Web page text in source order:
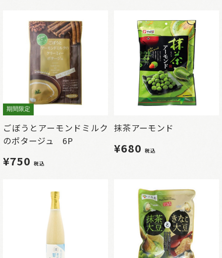
期間限定
ごぼうとアーモンドミルク
のポタージュ 6P
¥750税込
抹茶アーモンド
¥680税込